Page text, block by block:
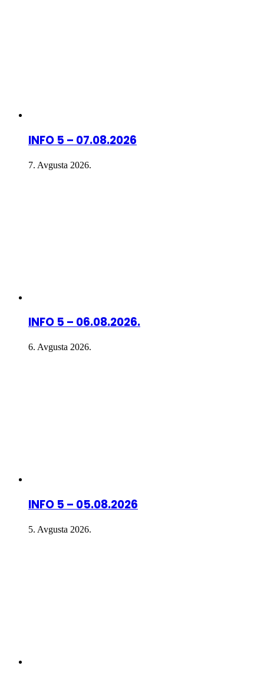
INFO 5 – 07.08.2026
7. Avgusta 2026.
INFO 5 – 06.08.2026.
6. Avgusta 2026.
INFO 5 – 05.08.2026
5. Avgusta 2026.